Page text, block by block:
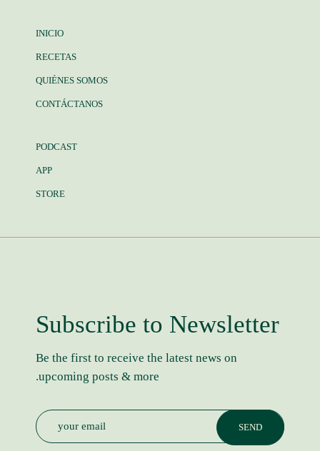
INICIO
RECETAS
QUIÉNES SOMOS
CONTÁCTANOS
PODCAST
APP
STORE
Subscribe to Newsletter
Be the first to receive the latest news on
upcoming posts & more.